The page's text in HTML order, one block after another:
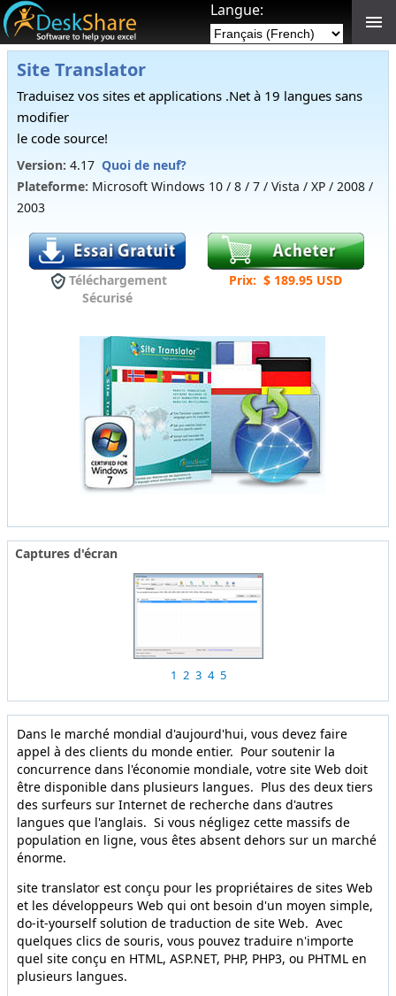
Langue:
Site Translator
Traduisez vos sites et applications .Net à 19 langues sans
modifier
le code source!
Version: 4.17 Quoi de neuf?
Plateforme: Microsoft Windows 10 / 8 / 7 / Vista / XP / 2008 /
2003
Téléchargement
Sécurisé
Prix: $ 189.95 USD
Captures d'écran
1 2 3 4 5
Dans le marché mondial d'aujourd'hui, vous devez faire
appel à des clients du monde entier. Pour soutenir la
concurrence dans l'économie mondiale, votre site Web doit
être disponible dans plusieurs langues. Plus des deux tiers
des surfeurs sur Internet de recherche dans d'autres
langues que l'anglais. Si vous négligez cette massifs de
population en ligne, vous êtes absent dehors sur un marché
énorme.
site translator est conçu pour les propriétaires de sites Web
et les développeurs Web qui ont besoin d'un moyen simple,
do-it-yourself solution de traduction de site Web. Avec
quelques clics de souris, vous pouvez traduire n'importe
quel site conçu en HTML, ASP.NET, PHP, PHP3, ou PHTML en
plusieurs langues.